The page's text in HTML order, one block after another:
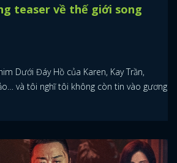
teaser về thế giới song
Dưới Đáy Hồ của Karen, Kay Trần,
và tôi nghĩ tôi không còn tin vào gương